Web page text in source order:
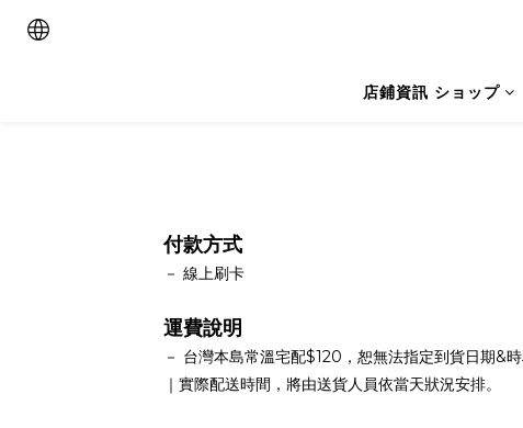
店鋪資訊 ショップ
付款方式
－ 線上刷卡
運費說明
－ 台灣本島常溫宅配$120 ，恕無法指定到貨日期&時
｜實際配送時間，將由送貨人員依當天狀況安排。